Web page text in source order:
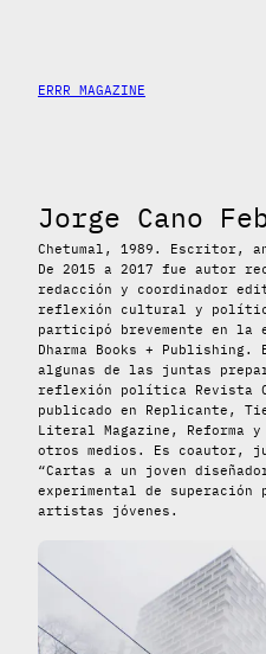
contenido
ERRR MAGAZINE
Jorge Cano
Chetumal, 1989.
De 2015 a 2017 fue autor
redacción y coordinador
reflexión cultural y
participó brevemente en la
Dharma Books +
algunas de las juntas
reflexión política Revista
publicado en Replicante,
Literal Magazine, Reforma
otros medios. Es coautor,
“Cartas a un joven
experimental de
artistas jóvenes.